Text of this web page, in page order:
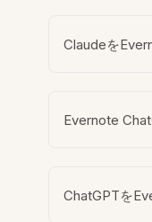
Claudeを
Evernote
ChatGPTを